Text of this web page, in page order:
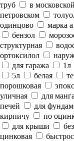
труб
в
петровском
одинцово
марка а
бензол
структурная
ортоксилол
для гаража
1л
5л
белая
порошковая
уличная
для
печей
для
кирпичу
по
для крыши
цинковая